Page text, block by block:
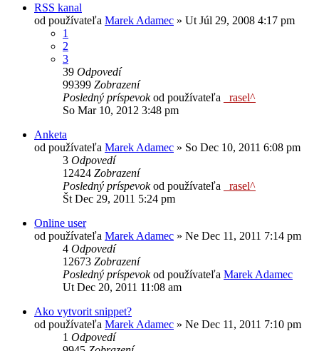
RSS kanal
od používateľa Marek Adamec » Ut Júl 29, 2008 4:17 pm
1
2
3
39 Odpovedí
99399 Zobrazení
Posledný príspevokod používateľa
_rasel^
So Mar 10, 2012 3:48 pm
Anketa
od používateľa Marek Adamec » So Dec 10, 2011 6:08 pm
3 Odpovedí
12424 Zobrazení
Posledný príspevokod používateľa
_rasel^
Št Dec 29, 2011 5:24 pm
Online user
od používateľa Marek Adamec » Ne Dec 11, 2011 7:14 pm
4 Odpovedí
12673 Zobrazení
Posledný príspevokod používateľa Marek Adamec
Ut Dec 20, 2011 11:08 am
Ako vytvorit snippet?
od používateľa Marek Adamec » Ne Dec 11, 2011 7:10 pm
1 Odpovedí